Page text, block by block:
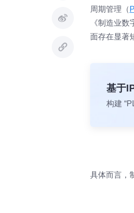
周期管理（
《制造业
面存在显著
基于
构建
具体而言，